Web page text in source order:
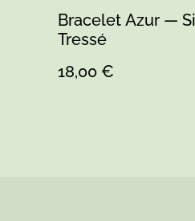
Bracelet Azur —
Tressé
18,00 €